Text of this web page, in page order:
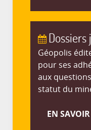
Géopolis
pour ses
aux
statut du
EN